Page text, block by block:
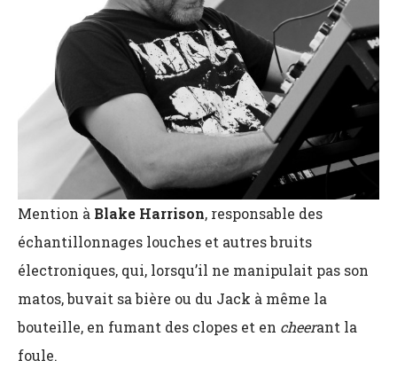
Mention à Blake Harrison, responsable des
échantillonnages louches et autres bruits
électroniques, qui, lorsqu’il ne manipulait pas son
matos, buvait sa bière ou du Jack à même la
bouteille, en fumant des clopes et en cheerant la
foule.